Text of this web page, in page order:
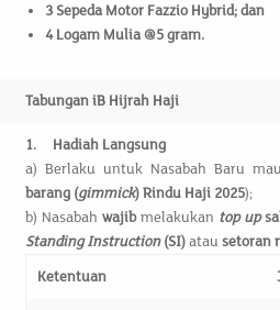
3 Sepeda Motor Fazzio Hybrid; dan
4 Logam Mulia @5 gram.
Tabungan iB Hijrah Haji
1. Hadiah Langsung
a) Berlaku untuk Nasabah Baru
barang (gimmick) Rindu Haji 2025);
b) Nasabah wajibmelakukan top up
Standing Instruction(SI)atau setoran
Ketentuan